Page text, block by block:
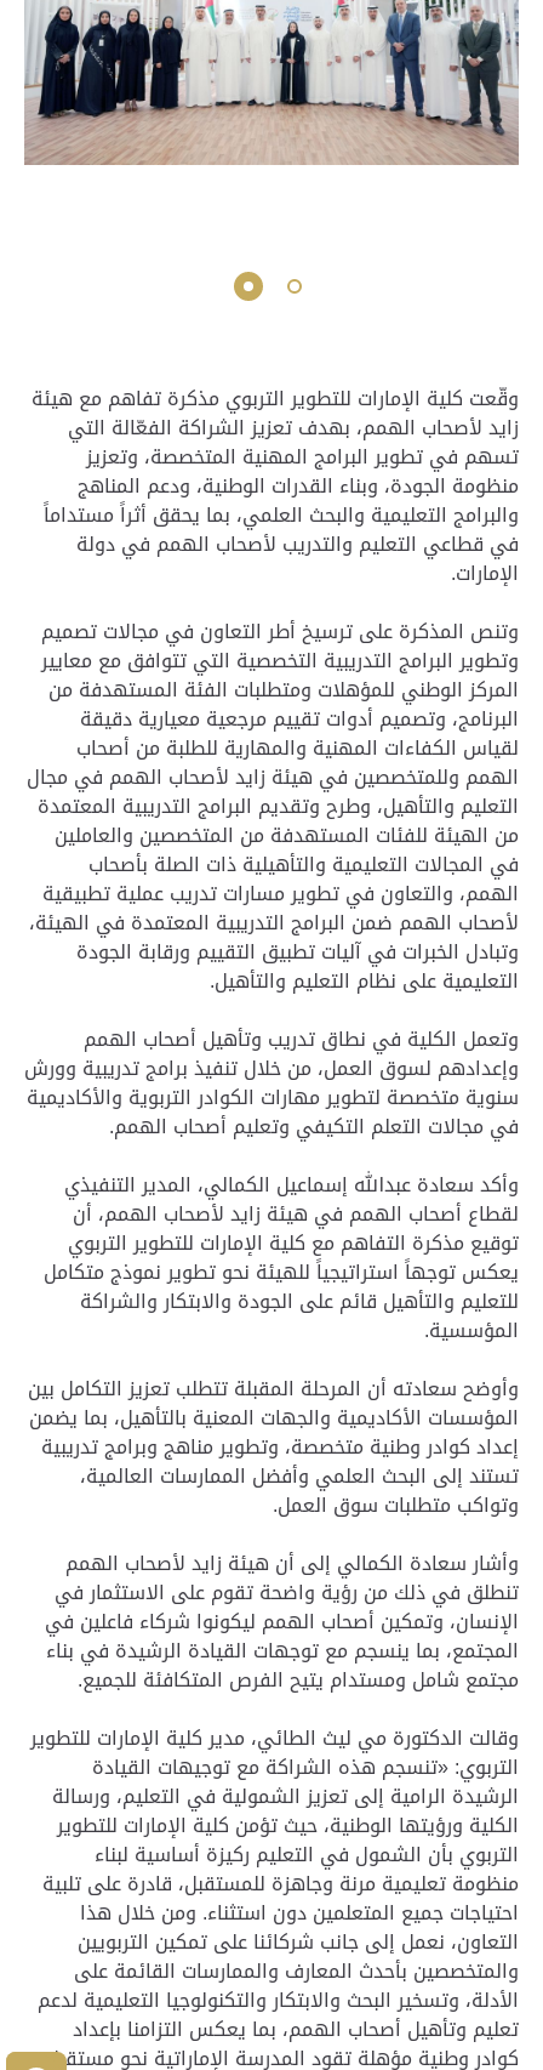
وقّعت كلية الإمارات للتطوير التربوي مذكرة تفاهم مع هيئة
زايد لأصحاب الهمم، بهدف تعزيز الشراكة الفعّالة التي
تسهم في تطوير البرامج المهنية المتخصصة، وتعزيز
منظومة الجودة، وبناء القدرات الوطنية، ودعم المناهج
والبرامج التعليمية والبحث العلمي، بما يحقق أثراً مستداماً
في قطاعي التعليم والتدريب لأصحاب الهمم في دولة
الإمارات.
وتنص المذكرة على ترسيخ أطر التعاون في مجالات تصميم
وتطوير البرامج التدريبية التخصصية التي تتوافق مع معايير
المركز الوطني للمؤهلات ومتطلبات الفئة المستهدفة من
البرنامج، وتصميم أدوات تقييم مرجعية معيارية دقيقة
لقياس الكفاءات المهنية والمهارية للطلبة من أصحاب
الهمم وللمتخصصين في هيئة زايد لأصحاب الهمم في مجال
التعليم والتأهيل، وطرح وتقديم البرامج التدريبية المعتمدة
من الهيئة للفئات المستهدفة من المتخصصين والعاملين
في المجالات التعليمية والتأهيلية ذات الصلة بأصحاب
الهمم، والتعاون في تطوير مسارات تدريب عملية تطبيقية
لأصحاب الهمم ضمن البرامج التدريبية المعتمدة في الهيئة،
وتبادل الخبرات في آليات تطبيق التقييم ورقابة الجودة
التعليمية على نظام التعليم والتأهيل.
وتعمل الكلية في نطاق تدريب وتأهيل أصحاب الهمم
وإعدادهم لسوق العمل، من خلال تنفيذ برامج تدريبية وورش
سنوية متخصصة لتطوير مهارات الكوادر التربوية والأكاديمية
في مجالات التعلم التكيفي وتعليم أصحاب الهمم.
وأكد سعادة عبدالله إسماعيل الكمالي، المدير التنفيذي
لقطاع أصحاب الهمم في هيئة زايد لأصحاب الهمم، أن
توقيع مذكرة التفاهم مع كلية الإمارات للتطوير التربوي
يعكس توجهاً استراتيجياً للهيئة نحو تطوير نموذج متكامل
للتعليم والتأهيل قائم على الجودة والابتكار والشراكة
المؤسسية.
وأوضح سعادته أن المرحلة المقبلة تتطلب تعزيز التكامل بين
المؤسسات الأكاديمية والجهات المعنية بالتأهيل، بما يضمن
إعداد كوادر وطنية متخصصة، وتطوير مناهج وبرامج تدريبية
تستند إلى البحث العلمي وأفضل الممارسات العالمية،
وتواكب متطلبات سوق العمل.
وأشار سعادة الكمالي إلى أن هيئة زايد لأصحاب الهمم
تنطلق في ذلك من رؤية واضحة تقوم على الاستثمار في
الإنسان، وتمكين أصحاب الهمم ليكونوا شركاء فاعلين في
المجتمع، بما ينسجم مع توجهات القيادة الرشيدة في بناء
مجتمع شامل ومستدام يتيح الفرص المتكافئة للجميع.
وقالت الدكتورة مي ليث الطائي، مدير كلية الإمارات للتطوير
التربوي: «تنسجم هذه الشراكة مع توجيهات القيادة
الرشيدة الرامية إلى تعزيز الشمولية في التعليم، ورسالة
الكلية ورؤيتها الوطنية، حيث تؤمن كلية الإمارات للتطوير
التربوي بأن الشمول في التعليم ركيزة أساسية لبناء
منظومة تعليمية مرنة وجاهزة للمستقبل، قادرة على تلبية
احتياجات جميع المتعلمين دون استثناء. ومن خلال هذا
التعاون، نعمل إلى جانب شركائنا على تمكين التربويين
والمتخصصين بأحدث المعارف والممارسات القائمة على
الأدلة، وتسخير البحث والابتكار والتكنولوجيا التعليمية لدعم
تعليم وتأهيل أصحاب الهمم، بما يعكس التزامنا بإعداد
كوادر وطنية مؤهلة تقود المدرسة الإماراتية نحو مستقبل